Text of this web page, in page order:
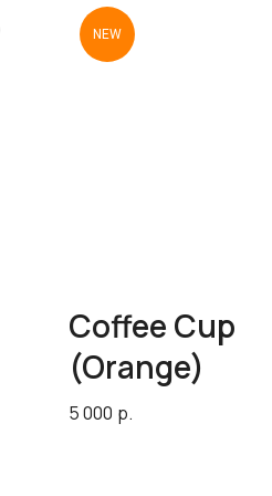
NEW
Coffee Cup
(Orange)
5 000 р.